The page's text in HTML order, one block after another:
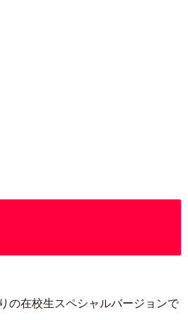
の在校生スペシャルバージョンで